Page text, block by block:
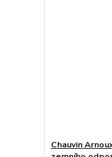
Chauvin